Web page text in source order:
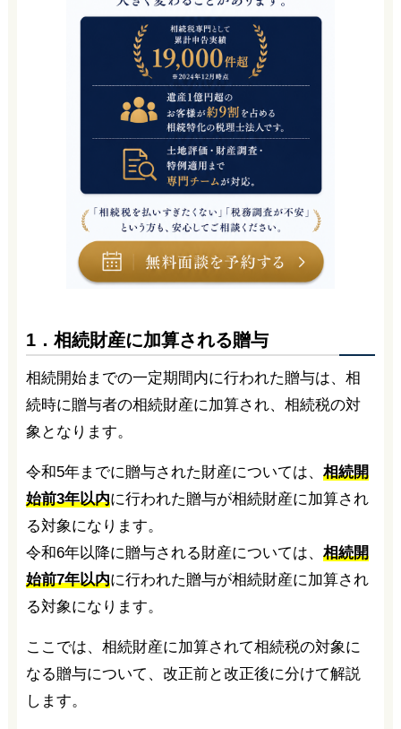
1．相続財産に加算される贈与
相続開始までの一定期間内に行われた贈与は、相
続時に贈与者の相続財産に加算され、相続税の対
象となります。
令和5年までに贈与された財産については、 相続開
始前3年以内に行われた贈与が相続財産に加算され
る対象になります。
令和6年以降に贈与される財産については、 相続開
始前7年以内に行われた贈与が相続財産に加算され
る対象になります。
ここでは、相続財産に加算されて相続税の対象に
なる贈与について、改正前と改正後に分けて解説
します。